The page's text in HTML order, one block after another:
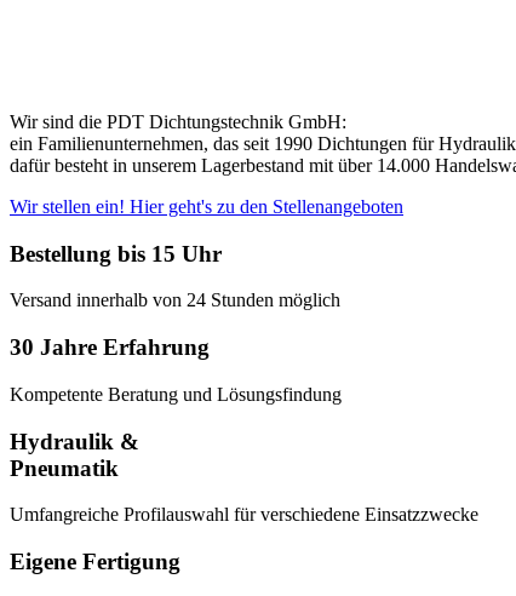
Wir sind die PDT Dichtungstechnik GmbH:
ein Familienunternehmen, das seit 1990 Dichtungen für
dafür besteht in unserem Lagerbestand mit über 14.000
Wir stellen ein! Hier geht's zu den Stellenangeboten
Bestellung bis 15 Uhr
Versand innerhalb von 24 Stunden möglich
30 Jahre Erfahrung
Kompetente Beratung und Lösungsfindung
Hydraulik &
Pneumatik
Umfangreiche Profilauswahl für verschiedene Einsatzzwecke
Eigene Fertigung